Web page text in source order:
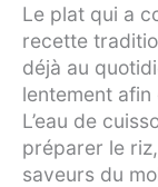
Le plat qui a
recette
déjà au
lentement
L’eau de
préparer le
saveurs du